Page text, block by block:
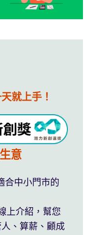
就上手！
然服氣
意
浪費
合中小門市的
上介紹，幫您
、算薪、顧成